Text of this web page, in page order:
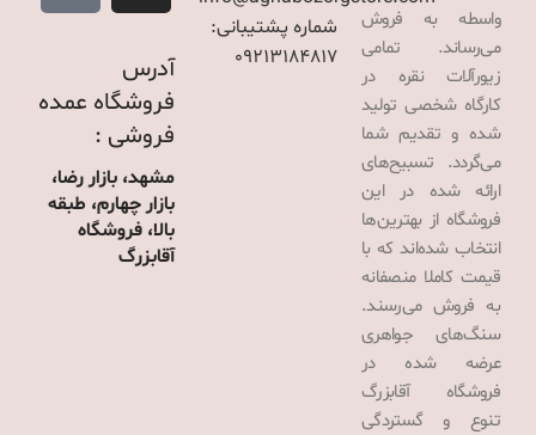
واسطه به فروش
می‌رساند. تمامی
زیورآلات نقره در
کارگاه شخصی تولید
شده و تقدیم شما
می‌گردد. تسبیح‌های
ارائه شده در این
فروشگاه از بهترین‌ها
انتخاب شده‌اند که با
قیمت کاملا منصفانه
به فروش می‌رسند.
سنگ‌های جواهری
عرضه شده در
فروشگاه آقابزرگ
تنوع و گستردگی
شماره پشتیبانی:
09213184817
آدرس
فروشگاه عمده
فروشی :
مشهد، بازار رضا،
بازار چهارم، طبقه
بالا، فروشگاه
آقابزرگ